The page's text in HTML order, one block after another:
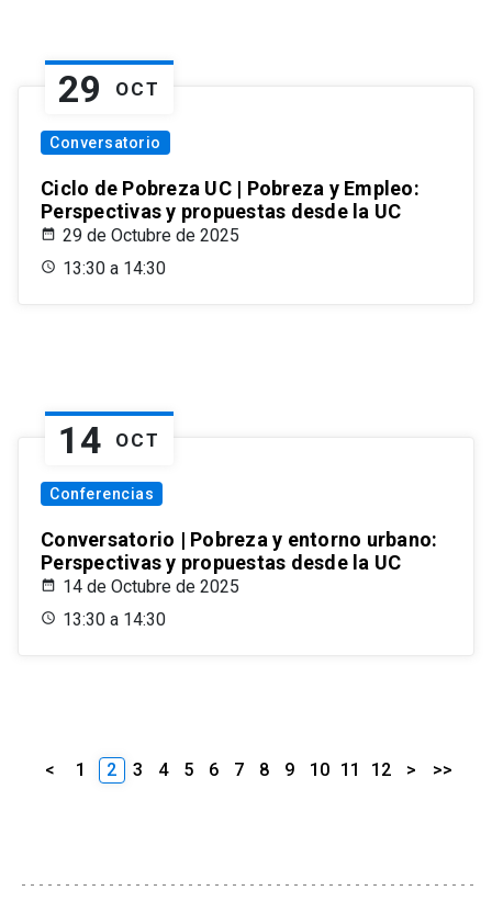
29 OCT
Conversatorio
Ciclo de Pobreza UC | Pobreza y Empleo:
Perspectivas y propuestas desde la UC
29 de Octubre de 2025
13:30 a 14:30
14 OCT
Conferencias
Conversatorio | Pobreza y entorno urbano:
Perspectivas y propuestas desde la UC
14 de Octubre de 2025
13:30 a 14:30
< 1 2 3 4 5 6 7 8 9 10 11 12 > >>